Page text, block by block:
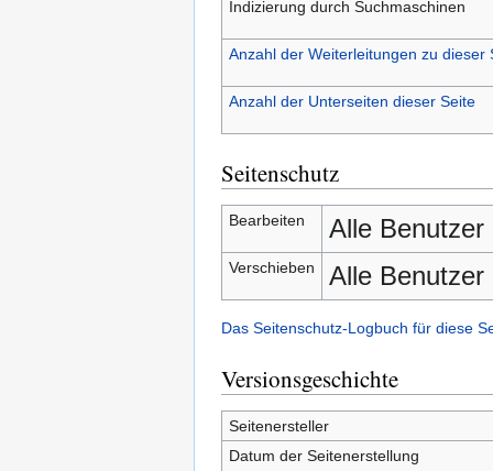
Indizierung durch Suchmaschinen
Anzahl der Weiterleitungen zu dieser
Anzahl der Unterseiten dieser Seite
Seitenschutz
Bearbeiten Alle Benutzer
Verschieben Alle Benutzer
Das Seitenschutz-Logbuch für diese
Versionsgeschichte
Seitenersteller
Datum der Seitenerstellung